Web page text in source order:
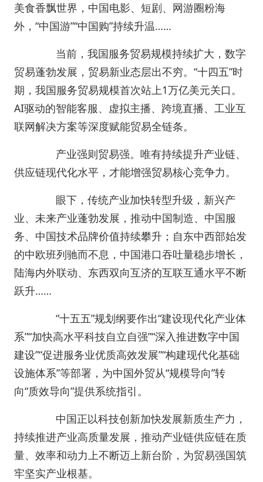
美食香飘世界，中国电影、短剧、网游圈粉海
外，“中国游”“中国购”持续升温……
当前，我国服务贸易规模持续扩大，数字
贸易蓬勃发展，贸易新业态层出不穷。“十四五”时
期，我国服务贸易规模首次站上1万亿美元关口。
AI驱动的智能客服、虚拟主播、跨境直播、工业互
联网解决方案等深度赋能贸易全链条。
产业强则贸易强。唯有持续提升产业链、
供应链现代化水平，才能增强贸易核心竞争力。
眼下，传统产业加快转型升级，新兴产
业、未来产业蓬勃发展，推动中国制造、中国服
务、中国技术品牌价值持续攀升；自东中西部始发
的中欧班列驰而不息，中国港口吞吐量稳步增长，
陆海内外联动、东西双向互济的互联互通水平不断
跃升……
“十五五”规划纲要作出“建设现代化产业体
系”“加快高水平科技自立自强”“深入推进数字中国
建设”“促进服务业优质高效发展”“构建现代化基础
设施体系”等部署，为中国外贸从“规模导向”转
向“质效导向”提供系统指引。
中国正以科技创新加快发展新质生产力，
持续推进产业高质量发展，推动产业链供应链在质
量、效率和动力上不断迈上新台阶，为贸易强国筑
牢坚实产业根基。